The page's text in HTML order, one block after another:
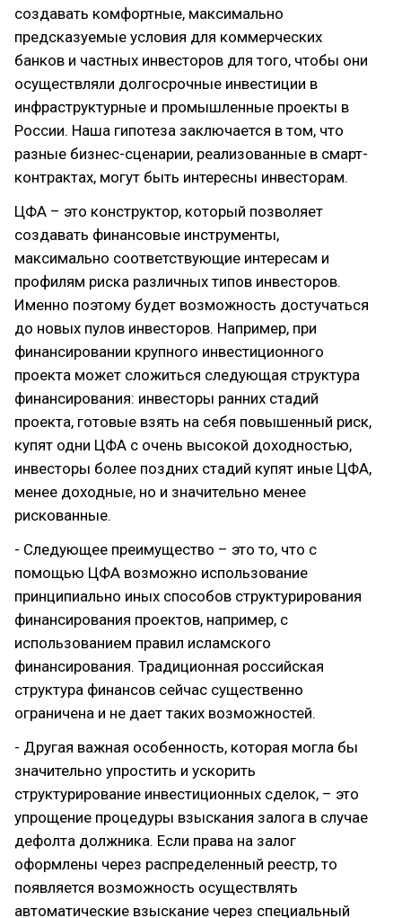
создавать комфортные, максимально
предсказуемые условия для коммерческих
банков и частных инвесторов для того, чтобы они
осуществляли долгосрочные инвестиции в
инфраструктурные и промышленные проекты в
России. Наша гипотеза заключается в том, что
разные бизнес-сценарии, реализованные в смарт-
контрактах, могут быть интересны инвесторам.
ЦФА – это конструктор, который позволяет
создавать финансовые инструменты,
максимально соответствующие интересам и
профилям риска различных типов инвесторов.
Именно поэтому будет возможность достучаться
до новых пулов инвесторов. Например, при
финансировании крупного инвестиционного
проекта может сложиться следующая структура
финансирования: инвесторы ранних стадий
проекта, готовые взять на себя повышенный риск,
купят одни ЦФА с очень высокой доходностью,
инвесторы более поздних стадий купят иные ЦФА,
менее доходные, но и значительно менее
рискованные.
- Следующее преимущество – это то, что с
помощью ЦФА возможно использование
принципиально иных способов структурирования
финансирования проектов, например, с
использованием правил исламского
финансирования. Традиционная российская
структура финансов сейчас существенно
ограничена и не дает таких возможностей.
- Другая важная особенность, которая могла бы
значительно упростить и ускорить
структурирование инвестиционных сделок, – это
упрощение процедуры взыскания залога в случае
дефолта должника. Если права на залог
оформлены через распределенный реестр, то
появляется возможность осуществлять
автоматические взыскание через специальный